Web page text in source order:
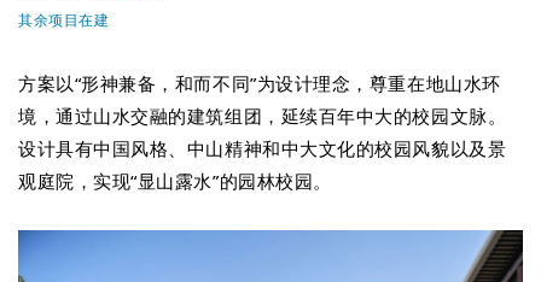
其余项目在建
方案以“形神兼备，和而不同”为设计理念，尊重在地山水环
境，通过山水交融的建筑组团，延续百年中大的校园文脉。
设计具有中国风格、中山精神和中大文化的校园风貌以及景
观庭院，实现“显山露水”的园林校园。